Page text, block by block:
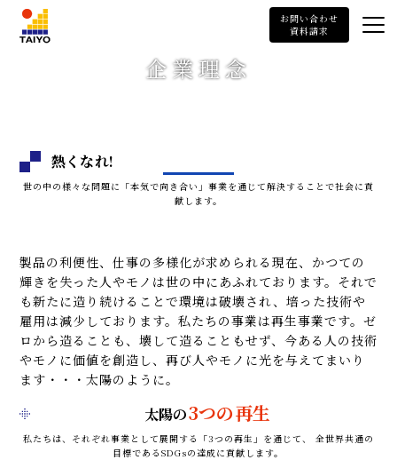
お問い合わせ
資料請求
企業理念
熱くなれ!
世の中の様々な問題に「本気で向き合い」事業を通じて解決することで社会に貢
献します。
製品の利便性、仕事の多様化が求められる現在、かつての
輝きを失った人やモノは世の中にあふれております。それで
も新たに造り続けることで環境は破壊され、培った技術や
雇用は減少しております。私たちの事業は再生事業です。ゼ
ロから造ることも、壊して造ることもせず、今ある人の技術
やモノに価値を創造し、再び人やモノに光を与えてまいり
ます・・・太陽のように。
太陽の3つの再生
私たちは、それぞれ事業として展開する「3つの再生」を通じて、 全世界共通の
目標であるSDGsの達成に貢献します。